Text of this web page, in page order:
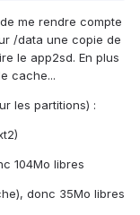
me rendre compte
/data une copie de
le app2sd. En plus
cache...
les partitions) :
104Mo libres
donc 35Mo libres